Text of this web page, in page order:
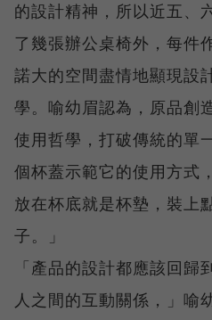
的設計精神，所以近五、
了幾張辦公桌椅外，每件
諾大的空間盡情地顯現設
學。喻幼眉認為，原品創
使用哲學，打破傳統的單
個杯蓋示範它的使用方式
放在杯底就是杯墊，裝上
子。」
「產品的設計都應該回歸
人之間的互動關係，」喻